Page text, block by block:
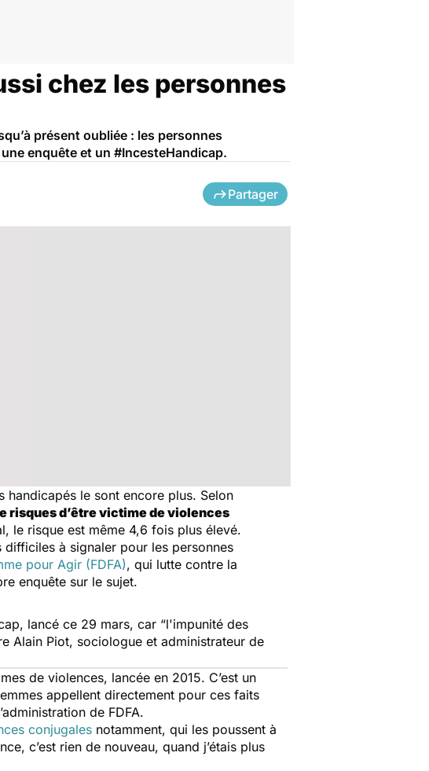
chez les personnes
présent oubliée : les personnes
enquête et un #IncesteHandicap.
Partager
handicapés le sont encore plus. Selon
risques d’être victime de violences
le risque est même 4,6 fois plus élevé.
difficiles à signaler pour les personnes
pour Agir (FDFA), qui lutte contre la
enquête sur le sujet.
lancé ce 29 mars, car “l'impunité des
Alain Piot, sociologue et administrateur de
de violences, lancée en 2015. C’est un
appellent directement pour ces faits
de FDFA.
conjugales notamment, qui les poussent à
c’est rien de nouveau, quand j’étais plus